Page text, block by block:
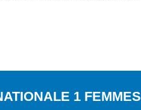
1 FEMMES